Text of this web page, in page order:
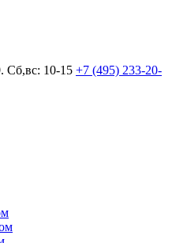
Сб,вс: 10-15 +7 (495) 233-20-